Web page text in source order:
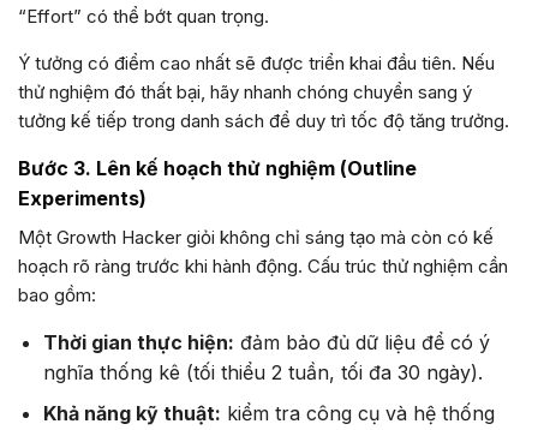
“Effort” có thể bớt quan trọng.
Ý tưởng có điểm cao nhất sẽ được triển khai đầu tiên. Nếu
thử nghiệm đó thất bại, hãy nhanh chóng chuyển sang ý
tưởng kế tiếp trong danh sách để duy trì tốc độ tăng trưởng.
Bước 3. Lên kế hoạch thử nghiệm (Outline
Experiments)
Một Growth Hacker giỏi không chỉ sáng tạo mà còn có kế
hoạch rõ ràng trước khi hành động. Cấu trúc thử nghiệm cần
bao gồm:
Thời gian thực hiện: đảm bảo đủ dữ liệu để có ý
nghĩa thống kê (tối thiểu 2 tuần, tối đa 30 ngày).
Khả năng kỹ thuật: kiểm tra công cụ và hệ thống